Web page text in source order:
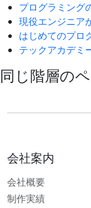
プログラミング
現役エンジニア
はじめてのプロ
テックアカデミ
同じ階層の
会社案内
会社概要
制作実績